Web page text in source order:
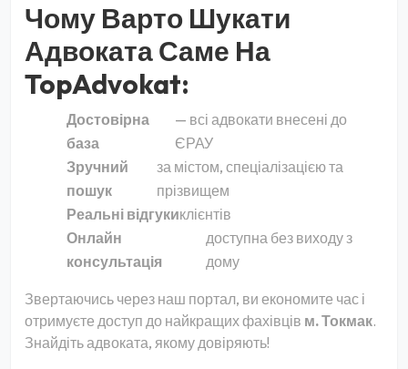
Чому Варто Шукати
Адвоката Саме На
TopAdvokat:
Достовірна
база
— всі адвокати внесені до
ЄРАУ
Зручний
пошук
за містом, спеціалізацією та
прізвищем
Реальні відгукиклієнтів
Онлайн
консультація
доступна без виходу з
дому
Звертаючись через наш портал, ви економите час і
отримуєте доступ до найкращих фахівців м. Токмак.
Знайдіть адвоката, якому довіряють!